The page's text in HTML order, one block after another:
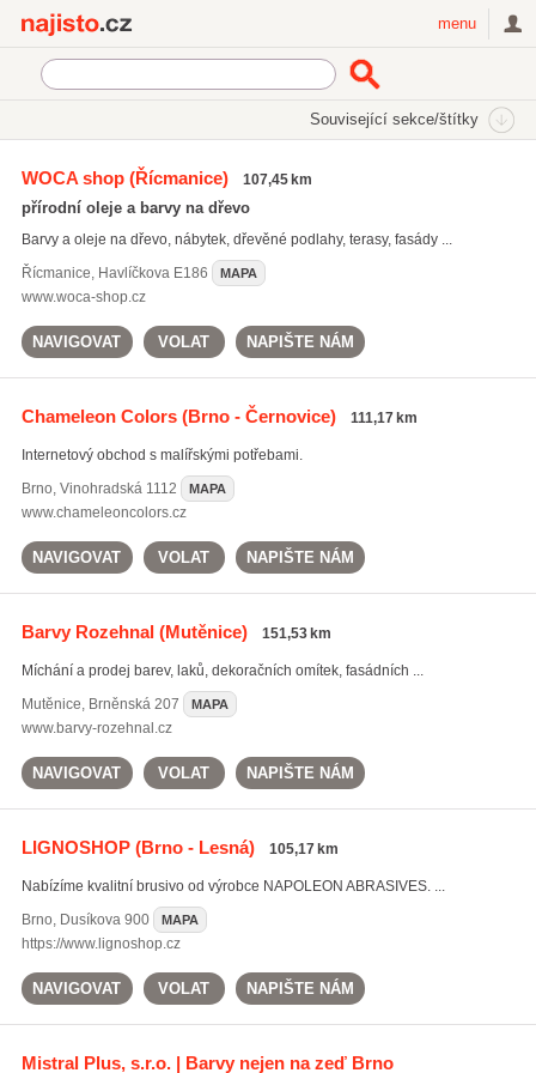
menu
Související sekce/štítky
Nakupování
Barvy, laky a nátěrové hmoty
On-line prodej barev, laků a nátěrových hmot
WOCA shop(Řícmanice) 107,45 km
přírodní oleje a barvy na dřevo
Barvy a oleje na dřevo, nábytek, dřevěné podlahy, terasy, fasády ...
Řícmanice, Havlíčkova E186 MAPA
www.woca-shop.cz
NAVIGOVAT VOLAT NAPIŠTE NÁM
Chameleon Colors(Brno - Černovice) 111,17 km
Internetový obchod s malířskými potřebami.
Brno, Vinohradská 1112 MAPA
www.chameleoncolors.cz
NAVIGOVAT VOLAT NAPIŠTE NÁM
Barvy Rozehnal(Mutěnice) 151,53 km
Míchání a prodej barev, laků, dekoračních omítek, fasádních ...
Mutěnice, Brněnská 207 MAPA
www.barvy-rozehnal.cz
NAVIGOVAT VOLAT NAPIŠTE NÁM
LIGNOSHOP(Brno - Lesná) 105,17 km
Nabízíme kvalitní brusivo od výrobce NAPOLEON ABRASIVES. ...
Brno, Dusíkova 900 MAPA
https://www.lignoshop.cz
NAVIGOVAT VOLAT NAPIŠTE NÁM
Mistral Plus, s.r.o. | Barvy nejen na zeď Brno